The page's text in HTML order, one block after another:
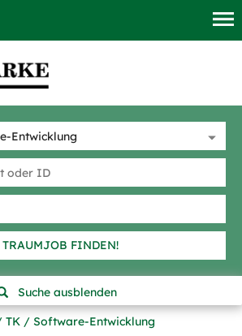
TRAUMJOB FINDEN!
Suche ausblenden
TK / Software-Entwicklung